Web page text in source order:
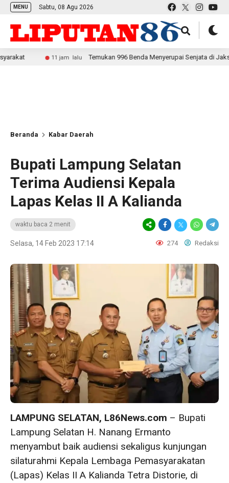
MENU Sabtu, 08 Agu 2026
11 jam lalu Temukan 996 Benda Menyerupai Senjata di Jaksel, Polda
Beranda Kabar Daerah
Bupati Lampung Selatan
Terima Audiensi Kepala
Lapas Kelas II A Kalianda
waktu baca 2 menit
Selasa, 14 Feb 2023 17:14 274 Redaksi
LAMPUNG SELATAN, L86News.com – Bupati
Lampung Selatan H. Nanang Ermanto
menyambut baik audiensi sekaligus kunjungan
silaturahmi Kepala Lembaga Pemasyarakatan
(Lapas) Kelas II A Kalianda Tetra Distorie, di